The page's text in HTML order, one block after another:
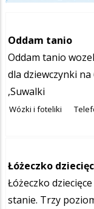
Oddam tanio
Oddam tanio
dla dziewczynki
,Suwalki
Wózki i foteliki
Łóżeczko
Łóżeczko
stanie. Trzy